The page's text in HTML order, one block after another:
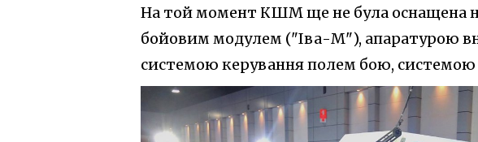
На той момент КШМ ще не була оснащена
бойовим модулем ("Іва-М"), апаратурою
системою керування полем бою, системою